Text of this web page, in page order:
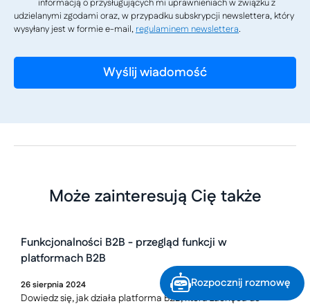
informacją o przysługujących mi uprawnieniach w związku z
udzielanymi zgodami oraz, w przypadku subskrypcji newslettera, który
wysyłany jest w formie e-mail, regulaminem newslettera.
Może zainteresują Cię także
Funkcjonalności B2B - przegląd funkcji w
platformach B2B
26sierpnia 2024
Dowiedz się, jak działa platforma B2B, która zachęca do
Rozpocznij rozmowę